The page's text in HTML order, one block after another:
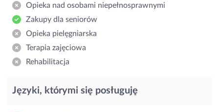
Opieka nad osobami niepełnosprawnymi
Zakupy dla seniorów
Opieka pielęgniarska
Terapia zajęciowa
Rehabilitacja
Języki, którymi się posługuję